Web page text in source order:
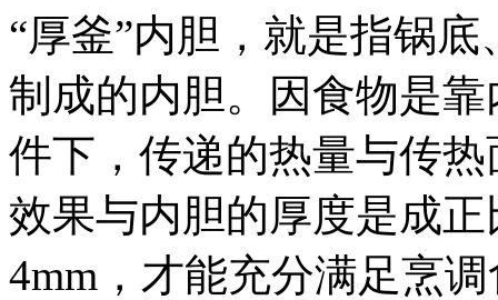
“厚釜”内胆，就是指锅
制成的内胆。因食物是
件下，传递的热量与传
效果与内胆的厚度是成
4mm，才能充分满足烹